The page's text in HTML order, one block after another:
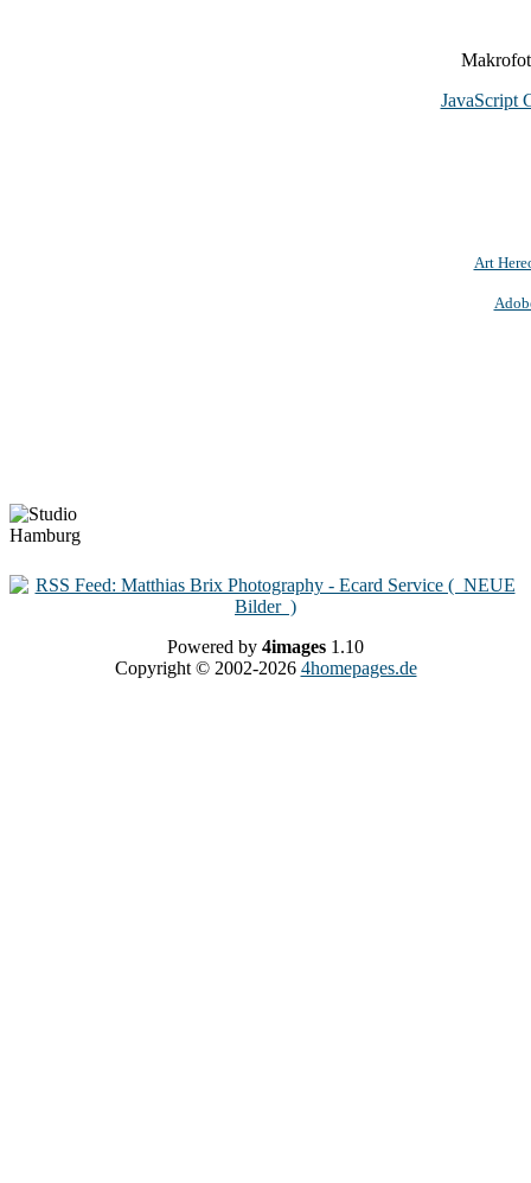
JavaScript
Art
Powered by 4images 1.10
Copyright © 2002-2026 4homepages.de